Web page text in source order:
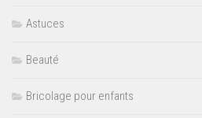
Astuces
Beauté
Bricolage pour enfants